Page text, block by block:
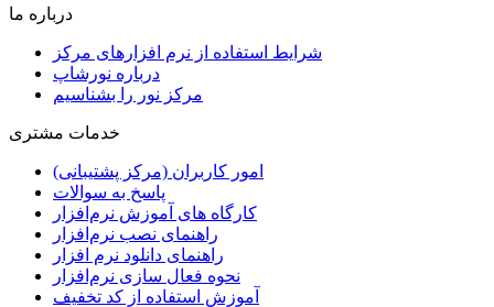
درباره ما
شرایط استفاده از نرم افزارهای مرکز
درباره نورشاپ
مرکز نور را بشناسیم
خدمات مشتری
امور کاربران (مرکز پشتیبانی)
پاسخ به سوالات
کارگاه های آموزش نرم‌افزار
راهنمای نصب نرم‌افزار
راهنمای دانلود نرم افزار
نحوه فعال سازی نرم‌افزار
آموزش استفاده از کد تخفیف